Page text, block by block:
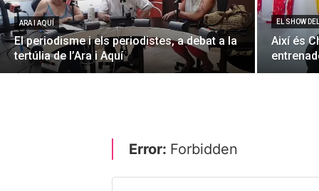
ARA I AQUÍ
El periodisme i els periodistes, a debat a la
tertúlia de l’Ara i Aquí
EL SHOW
Així és